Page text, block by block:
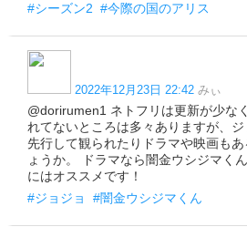
#シーズン2 #今際の国のアリス
2022年12月23日 22:42 みぃ
@dorirumen1 ネトフリは更新が少な
れてないところは多々ありますが、
先行して観られたりドラマや映画も
ょうか。 ドラマなら闇金ウシジマく
にはオススメです！
#ジョジョ
#闇金ウシジマくん